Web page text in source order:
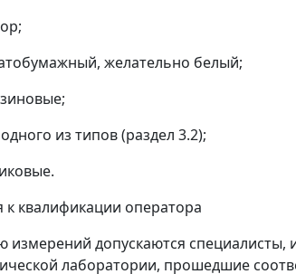
желательно белый;
из типов (раздел 3.2);
к квалификации оператора
измерений допускаются
лаборатории, прошедшие